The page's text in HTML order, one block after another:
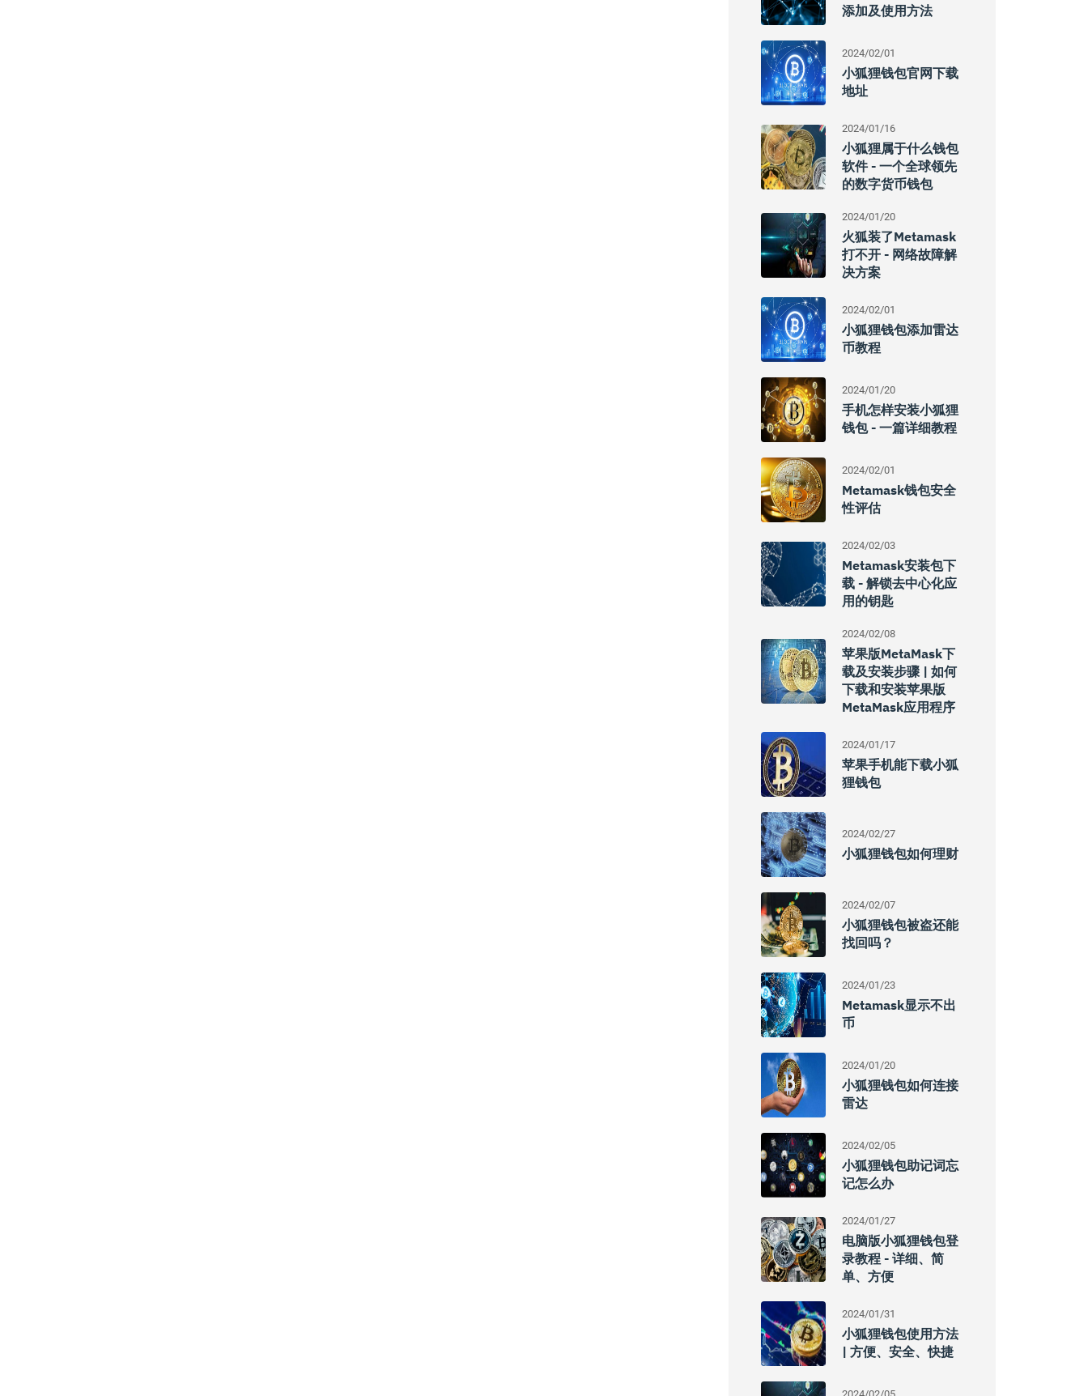
添加及使用方法
2024/02/01
小狐狸钱包官网下载
地址
2024/01/16
小狐狸属于什么钱包
软件 - 一个全球领先
的数字货币钱包
2024/01/20
火狐装了Metamask
打不开 - 网络故障解
决方案
2024/02/01
小狐狸钱包添加雷达
币教程
2024/01/20
手机怎样安装小狐狸
钱包 - 一篇详细教程
2024/02/01
Metamask钱包安全
性评估
2024/02/03
Metamask安装包下
载 - 解锁去中心化应
用的钥匙
2024/02/08
苹果版MetaMask下
载及安装步骤 | 如何
下载和安装苹果版
MetaMask应用程序
2024/01/17
苹果手机能下载小狐
狸钱包
2024/02/27
小狐狸钱包如何理财
2024/02/07
小狐狸钱包被盗还能
找回吗？
2024/01/23
Metamask显示不出
币
2024/01/20
小狐狸钱包如何连接
雷达
2024/02/05
小狐狸钱包助记词忘
记怎么办
2024/01/27
电脑版小狐狸钱包登
录教程 - 详细、简
单、方便
2024/01/31
小狐狸钱包使用方法
| 方便、安全、快捷